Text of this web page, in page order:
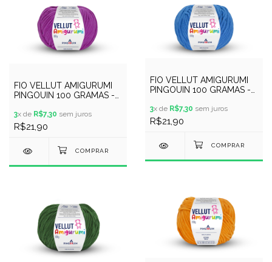
FIO VELLUT AMIGURUMI
PINGOUIN 100 GRAMAS -
AMETISTA
3x de R$7,30 sem juros
R$21,90
FIO VELLUT AMIGURUMI
PINGOUIN 100 GRAMAS -
3x de R$7,30 sem juros
R$21,90